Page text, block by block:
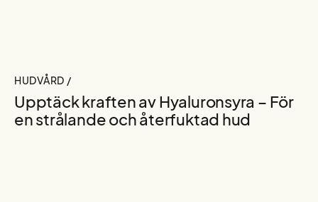
HUDVÅRD /
Upptäck kraften av Hyaluronsyra – För
en strålande och återfuktad hud